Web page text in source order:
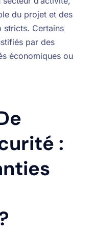
du projet et des
stricts. Certains
par des
économiques ou
: